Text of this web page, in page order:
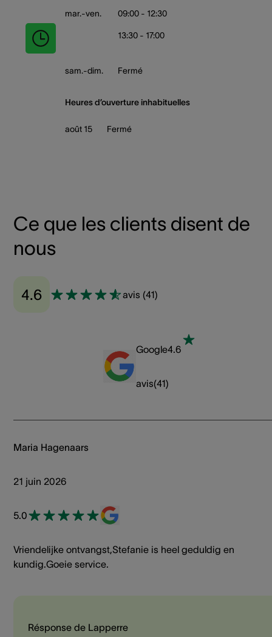
mar.-ven. 09:00 - 12:30
13:30 - 17:00
sam.-dim. Fermé
Heures d’ouverture inhabituelles
août 15 Fermé
Ce que les clients disent de
nous
4.6 avis (41)
Google4.6
avis(41)
Maria Hagenaars
21 juin 2026
5.0
Vriendelijke ontvangst,Stefanie is heel geduldig en
kundig.Goeie service.
Résponse de Lapperre